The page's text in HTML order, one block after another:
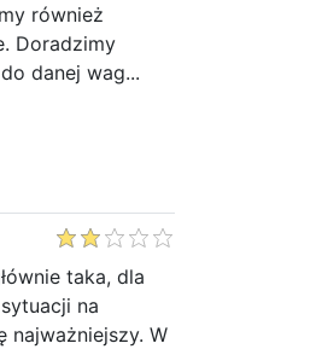
również
Doradzimy
danej wag...
taka, dla
na
najważniejszy. W